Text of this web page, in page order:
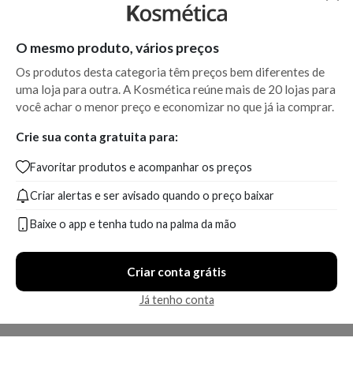
O mesmo produto, vários preços
Os produtos desta categoria têm preços bem diferentes de
uma loja para outra. A Kosmética reúne mais de 20 lojas para
você achar o menor preço e economizar no que já ia comprar.
Crie sua conta gratuita para:
Favoritar produtos e acompanhar os preços
Criar alertas e ser avisado quando o preço baixar
Baixe o app e tenha tudo na palma da mão
Criar conta grátis
Já tenho conta